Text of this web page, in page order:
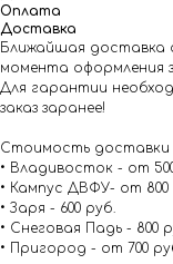
Оплата
Доставка
Ближайшая доставка
момента оформления
Для гарантии
заказ заранее!
Стоимость доставки с
• Владивосток - от
• Кампус ДВФУ- от 800
• Заря - 600 руб.
• Снеговая Падь - 800
• Пригород - от 700